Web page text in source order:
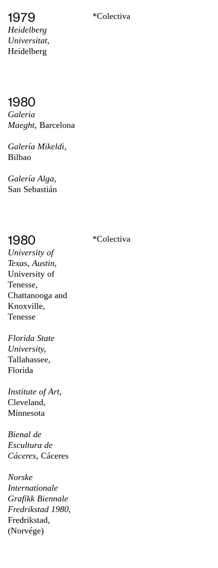
1979
Heidelberg
Universitat,
Heidelberg
*Colectiva
1980
Galeria
Maeght, Barcelona
Galería Mikeldi,
Bilbao
Galería Alga,
San Sebastián
1980
University of
Texas, Austin,
University of
Tenesse,
Chattanooga and
Knoxville,
Tenesse
Florida State
University,
Tallahassee,
Florida
Institute of Art,
Cleveland,
Minnesota
Bienal de
Escultura de
Cáceres, Cáceres
Norske
Internationale
Grafikk Biennale
Fredrikstad 1980,
Fredrikstad,
(Norvége)
*Colectiva